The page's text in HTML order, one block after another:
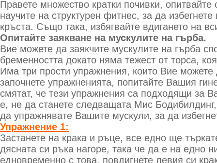
Правете множество кратки почивки,
научите на структурен фитнес, за да
кръста. Също така, избягвайте вдигането на
Опитайте заякване на мускулите на гърба.
Вие можете да заякчите мускулите на гърба
бременността докато няма тежест от торса,
Има три прости упражнения, които Вие
започнете упражненията, попитайте Вашия
смятат, че тези упражнения са подходящи за
е, не да станете следващата Мис
да упражнявате Вашите мускули, за да
Упражнение 1:
Застанете на крака и ръце, все едно ще
дясната си ръка нагоре, така че да е на едно
едновременно с това, повдигнете левия си